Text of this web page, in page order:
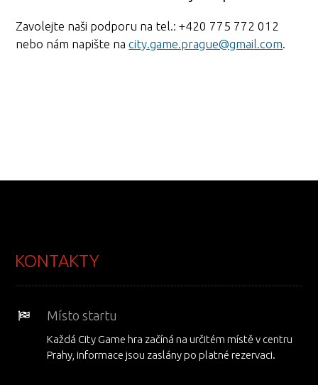
Zavolejte naši podporu na tel.: +420 775 772 012
nebo nám napište nacity.game.prague@gmail.com.
KONTAKTY
Místo startu
Každá City Game hra začíná na určitém místě v centru
Prahy, informace jsou zaslány po platné rezervaci.